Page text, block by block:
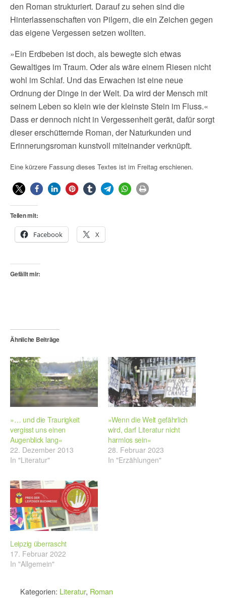
den Roman strukturiert. Darauf zu sehen sind die
Hinterlassenschaften von Pilgern, die ein Zeichen gegen
das eigene Vergessen setzen wollten.
»Ein Erdbeben ist doch, als bewegte sich etwas
Gewaltiges im Traum. Oder als wäre einem Riesen nicht
wohl im Schlaf. Und das Erwachen ist eine neue
Ordnung der Dinge in der Welt. Da wird der Mensch mit
seinem Leben so klein wie der kleinste Stein im Fluss.«
Dass er dennoch nicht in Vergessenheit gerät, dafür sorgt
dieser erschütternde Roman, der Naturkunden und
Erinnerungsroman kunstvoll miteinander verknüpft.
Eine kürzere Fassung dieses Textes ist im Freitag erschienen.
Teilen mit:
Facebook X
Gefällt mir:
Ähnliche Beiträge
»… und die Traurigkeit
vergisst uns einen
Augenblick lang«
22. Dezember 2013
In "Literatur"
»Wenn die Welt gefährlich
wird, darf Literatur nicht
harmlos sein«
28. Februar 2023
In "Erzählungen"
Leipzig überrascht
17. Februar 2022
In "Allgemein"
Kategorien: Literatur, Roman